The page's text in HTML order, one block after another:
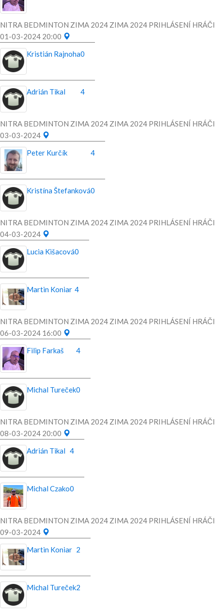
NITRA BEDMINTON ZIMA 2024 ZIMA 2024 PRIHLÁSENÍ HRÁČI
01-03-2024 20:00
Kristián Rajnoha0
Adrián Tikal 4
NITRA BEDMINTON ZIMA 2024 ZIMA 2024 PRIHLÁSENÍ HRÁČI
03-03-2024
Peter Kurčík
4
Kristína Štefanková0
NITRA BEDMINTON ZIMA 2024 ZIMA 2024 PRIHLÁSENÍ HRÁČI
04-03-2024
Lucia Kišacová0
Martin Koniar 4
NITRA BEDMINTON ZIMA 2024 ZIMA 2024 PRIHLÁSENÍ HRÁČI
06-03-2024 16:00
Filip Farkaš
4
Michal Tureček0
NITRA BEDMINTON ZIMA 2024 ZIMA 2024 PRIHLÁSENÍ HRÁČI
08-03-2024 20:00
Adrián Tikal 4
Michal Czako0
NITRA BEDMINTON ZIMA 2024 ZIMA 2024 PRIHLÁSENÍ HRÁČI
09-03-2024
Martin Koniar 2
Michal Tureček2